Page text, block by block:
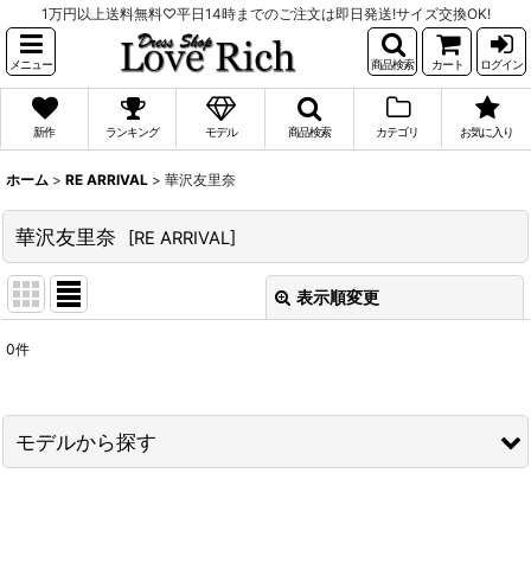
1万円以上送料無料♡平日14時までのご注文は即日発送!サイズ交換OK!
メニュー 商品検索 カート ログイン
新作 ランキング モデル 商品検索 カテゴリ お気に入り
ホーム > RE ARRIVAL > 華沢友里奈
華沢友里奈 [RE ARRIVAL]
表示順変更
並び順
0件
モデルから探す